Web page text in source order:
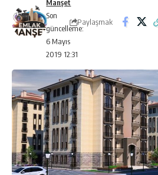
Son
güncelleme:
6 Mayıs
2019 12:31
Manşet
Paylaşmak